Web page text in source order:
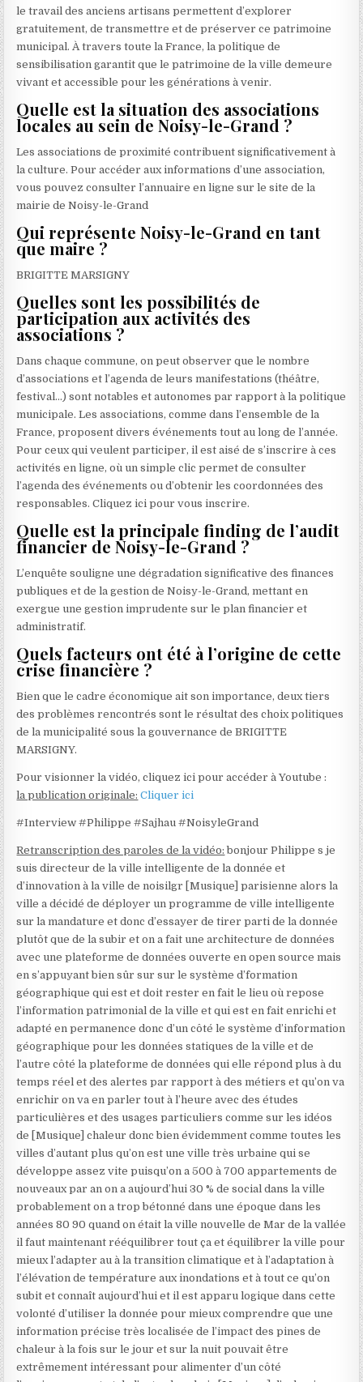
le travail des anciens artisans permettent d’explorer
gratuitement, de transmettre et de préserver ce patrimoine
municipal. À travers toute la France, la politique de
sensibilisation garantit que le patrimoine de la ville demeure
vivant et accessible pour les générations à venir.
Quelle est la situation des associations
locales au sein de Noisy-le-Grand ?
Les associations de proximité contribuent significativement à
la culture. Pour accéder aux informations d’une association,
vous pouvez consulter l’annuaire en ligne sur le site de la
mairie de Noisy-le-Grand
Qui représente Noisy-le-Grand en tant
que maire ?
BRIGITTE MARSIGNY
Quelles sont les possibilités de
participation aux activités des
associations ?
Dans chaque commune, on peut observer que le nombre
d’associations et l’agenda de leurs manifestations (théâtre,
festival…) sont notables et autonomes par rapport à la politique
municipale. Les associations, comme dans l’ensemble de la
France, proposent divers événements tout au long de l’année.
Pour ceux qui veulent participer, il est aisé de s’inscrire à ces
activités en ligne, où un simple clic permet de consulter
l’agenda des événements ou d’obtenir les coordonnées des
responsables. Cliquez ici pour vous inscrire.
Quelle est la principale finding de l’audit
financier de Noisy-le-Grand ?
L’enquête souligne une dégradation significative des finances
publiques et de la gestion de Noisy-le-Grand, mettant en
exergue une gestion imprudente sur le plan financier et
administratif.
Quels facteurs ont été à l’origine de cette
crise financière ?
Bien que le cadre économique ait son importance, deux tiers
des problèmes rencontrés sont le résultat des choix politiques
de la municipalité sous la gouvernance de BRIGITTE
MARSIGNY.
Pour visionner la vidéo, cliquez ici pour accéder à Youtube :
la publication originale: Cliquer ici
#Interview #Philippe #Sajhau #NoisyleGrand
Retranscription des paroles de la vidéo: bonjour Philippe s je
suis directeur de la ville intelligente de la donnée et
d’innovation à la ville de noisilgr [Musique] parisienne alors la
ville a décidé de déployer un programme de ville intelligente
sur la mandature et donc d’essayer de tirer parti de la donnée
plutôt que de la subir et on a fait une architecture de données
avec une plateforme de données ouverte en open source mais
en s’appuyant bien sûr sur sur le système d’formation
géographique qui est et doit rester en fait le lieu où repose
l’information patrimonial de la ville et qui est en fait enrichi et
adapté en permanence donc d’un côté le système d’information
géographique pour les données statiques de la ville et de
l’autre côté la plateforme de données qui elle répond plus à du
temps réel et des alertes par rapport à des métiers et qu’on va
enrichir on va en parler tout à l’heure avec des études
particulières et des usages particuliers comme sur les idéos
de [Musique] chaleur donc bien évidemment comme toutes les
villes d’autant plus qu’on est une ville très urbaine qui se
développe assez vite puisqu’on a 500 à 700 appartements de
nouveaux par an on a aujourd’hui 30 % de social dans la ville
probablement on a trop bétonné dans une époque dans les
années 80 90 quand on était la ville nouvelle de Mar de la vallée
il faut maintenant rééquilibrer tout ça et équilibrer la ville pour
mieux l’adapter au à la transition climatique et à l’adaptation à
l’élévation de température aux inondations et à tout ce qu’on
subit et connaît aujourd’hui et il est apparu logique dans cette
volonté d’utiliser la donnée pour mieux comprendre que une
information précise très localisée de l’impact des pines de
chaleur à la fois sur le jour et sur la nuit pouvait être
extrêmement intéressant pour alimenter d’un côté